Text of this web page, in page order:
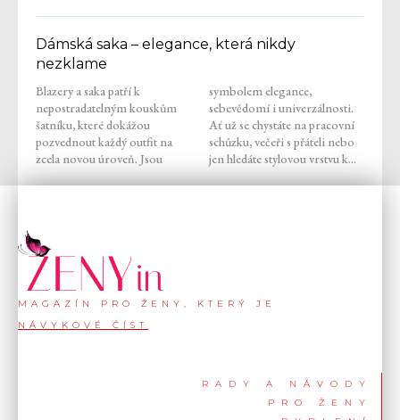
Dámská saka – elegance, která nikdy
nezklame
Blazery a saka patří k
nepostradatelným kouskům
šatníku, které dokážou
pozvednout každý outfit na
zcela novou úroveň. Jsou
symbolem elegance,
sebevědomí i univerzálnosti.
Ať už se chystáte na pracovní
schůzku, večeři s přáteli nebo
jen hledáte stylovou vrstvu k...
MAGAZÍN PRO ŽENY, KTERÝ JE
NÁVYKOVÉ ČÍST
RADY A NÁVODY
PRO ŽENY